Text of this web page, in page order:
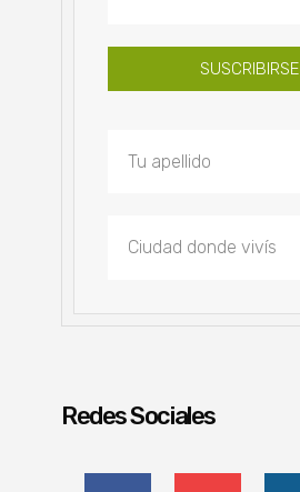
SUSCRIBIRSE
Redes Sociales